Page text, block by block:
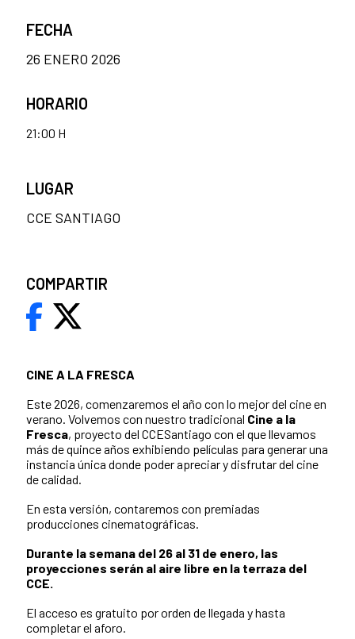
CINE A LA FRESCA
Este 2026, comenzaremos el año con lo mejor del cine en
verano. Volvemos con nuestro tradicional Cine a la
Fresca, proyecto del CCESantiago con el que llevamos
más de quince años exhibiendo películas para generar una
instancia única donde poder apreciar y disfrutar del cine
de calidad.
En esta versión, contaremos con premiadas
producciones cinematográficas.
Durante la semana del 26 al 31 de enero, las
proyecciones serán al aire libre en la terraza del
CCE.
El acceso es gratuito por orden de llegada y hasta
completar el aforo.
FECHA
26 ENERO 2026
HORARIO
21:00 H
LUGAR
CCE SANTIAGO
COMPARTIR